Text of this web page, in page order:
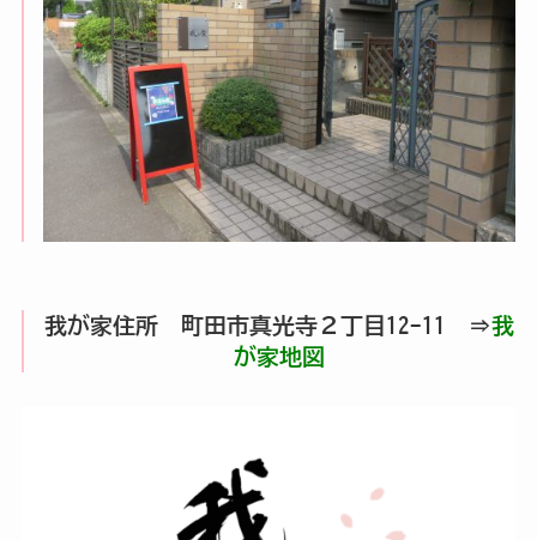
我が家住所 町田市真光寺２丁目12-11 ⇒我
が家地図